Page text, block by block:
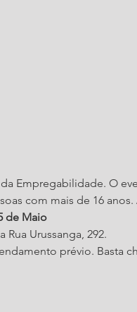
Empregabilidade. O
com mais de 16 anos.
de Maio
Urussanga, 292.
prévio. Basta